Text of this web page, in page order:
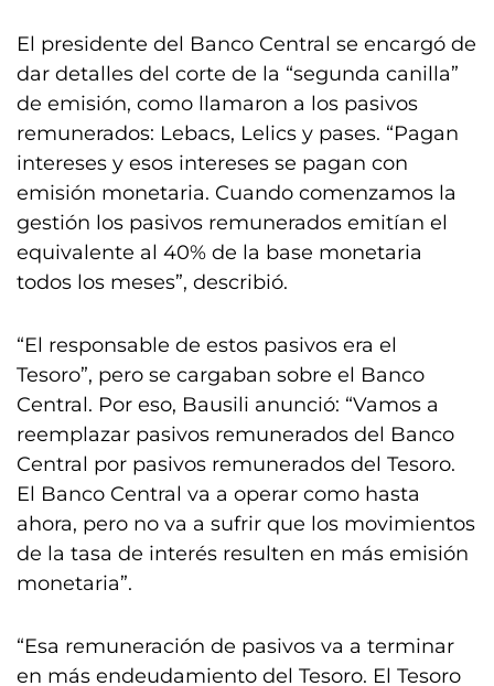
El presidente del Banco Central se encargó de
dar detalles del corte de la “segunda canilla”
de emisión, como llamaron a los pasivos
remunerados: Lebacs, Lelics y pases. “Pagan
intereses y esos intereses se pagan con
emisión monetaria. Cuando comenzamos la
gestión los pasivos remunerados emitían el
equivalente al 40% de la base monetaria
todos los meses”, describió.
“El responsable de estos pasivos era el
Tesoro”, pero se cargaban sobre el Banco
Central. Por eso, Bausili anunció: “Vamos a
reemplazar pasivos remunerados del Banco
Central por pasivos remunerados del Tesoro.
El Banco Central va a operar como hasta
ahora, pero no va a sufrir que los movimientos
de la tasa de interés resulten en más emisión
monetaria”.
“Esa remuneración de pasivos va a terminar
en más endeudamiento del Tesoro. El Tesoro